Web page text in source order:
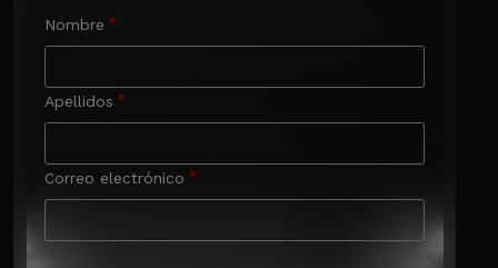
Nombre
Apellidos
Correo electrónico